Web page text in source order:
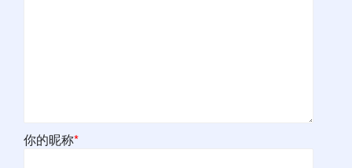
你的昵称*